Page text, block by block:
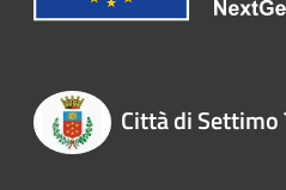
Città di Settimo